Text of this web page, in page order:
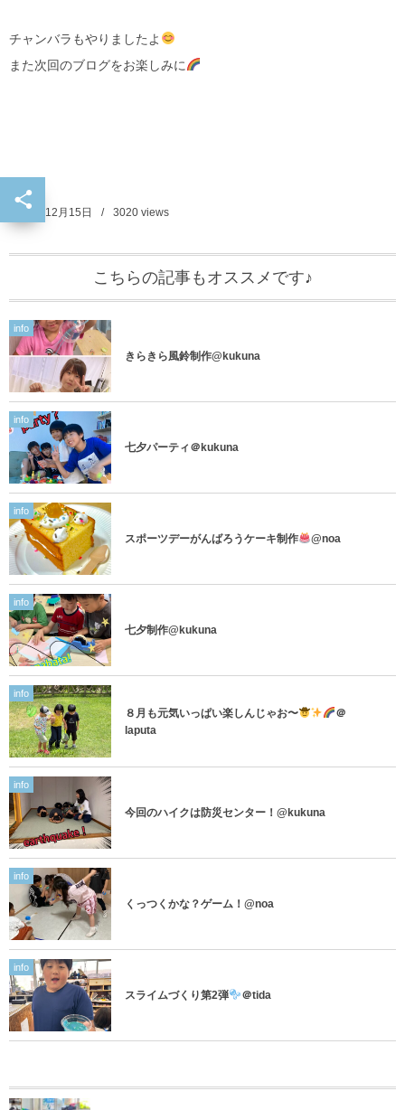
チャンバラもやりましたよ
また次回のブログをお楽しみに
2023年12月15日 3020 views
こちらの記事もオススメです♪
info
きらきら風鈴制作@kukuna
info
七夕パーティ＠kukuna
info
スポーツデーがんばろうケーキ制作 @noa
info
七夕制作@kukuna
info
８月も元気いっぱい楽しんじゃお〜
＠
laputa
info
今回のハイクは防災センター！@kukuna
info
くっつくかな？ゲーム！@noa
info
スライムづくり第2弾 ＠tida